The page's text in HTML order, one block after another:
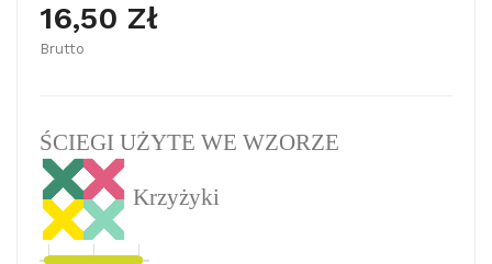
16,50 Zł
Brutto
ŚCIEGI UŻYTE WE WZORZE
Krzyżyki